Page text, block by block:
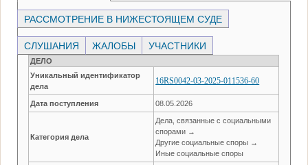
РАССМОТРЕНИЕ В НИЖЕСТОЯЩЕМ СУДЕ
СЛУШАНИЯ ЖАЛОБЫ УЧАСТНИКИ
ДЕЛО
Уникальный идентификатор
дела
16RS0042-03-2025-011536-60
Дата поступления 08.05.2026
Категория дела
Дела, связанные с социальными
спорами →
Другие социальные споры →
Иные социальные споры